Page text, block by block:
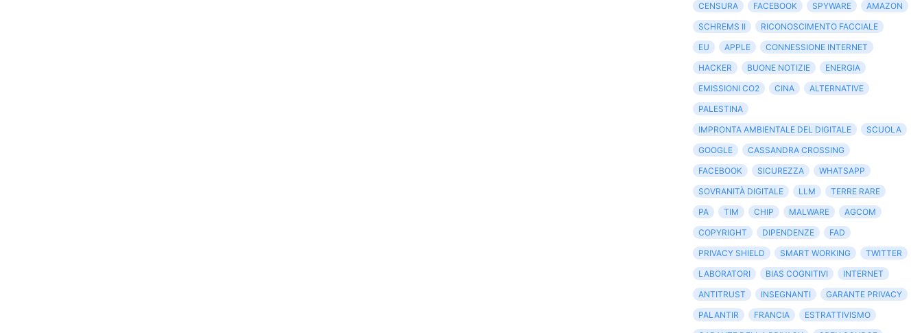
CENSURA
FACEBOOK SPYWARE
AMAZON
SCHREMS II
RICONOSCIMENTO FACCIALE
EU
APPLE
CONNESSIONE INTERNET
HACKER
BUONE NOTIZIE
ENERGIA
EMISSIONI CO2
CINA
ALTERNATIVE
PALESTINA
IMPRONTA AMBIENTALE DEL DIGITALE
SCUOLA
GOOGLE
CASSANDRA CROSSING
FACEBOOK
SICUREZZA
WHATSAPP
SOVRANITÀ DIGITALE
LLM
TERRE RARE
PA
TIM CHIP MALWARE
AGCOM
COPYRIGHT
DIPENDENZE
FAD
PRIVACY SHIELD
SMART WORKING
TWITTER
LABORATORI
BIAS COGNITIVI
INTERNET
ANTITRUST
INSEGNANTI
GARANTE PRIVACY
PALANTIR
FRANCIA
ESTRATTIVISMO